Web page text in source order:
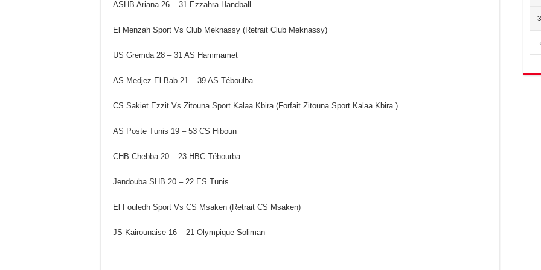
ASHB Ariana 26 – 31 Ezzahra Handball
El Menzah Sport Vs Club Meknassy (Retrait Club Meknassy)
US Gremda 28 – 31 AS Hammamet
AS Medjez El Bab 21 – 39 AS Téboulba
CS Sakiet Ezzit Vs Zitouna Sport Kalaa Kbira (Forfait Zitouna Sport Kalaa Kbira )
AS Poste Tunis 19 – 53 CS Hiboun
CHB Chebba 20 – 23 HBC Tébourba
Jendouba SHB 20 – 22 ES Tunis
El Fouledh Sport Vs CS Msaken (Retrait CS Msaken)
JS Kairounaise 16 – 21 Olympique Soliman